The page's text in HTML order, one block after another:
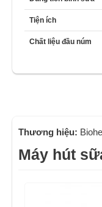
Tiện ích
Chất liệu đầu núm
Thương hiệu:
Máy hút